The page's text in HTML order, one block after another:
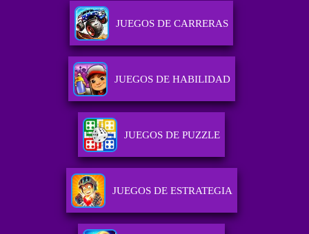
JUEGOS DE CARRERAS
JUEGOS DE HABILIDAD
JUEGOS DE PUZZLE
JUEGOS DE ESTRATEGIA